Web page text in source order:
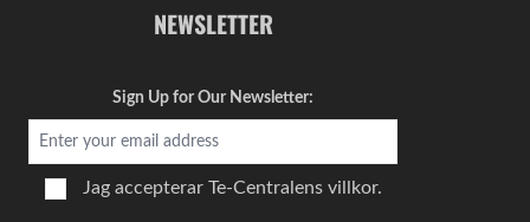
NEWSLETTER
Sign Up for Our Newsletter:
Jag accepterar Te-Centralens villkor.